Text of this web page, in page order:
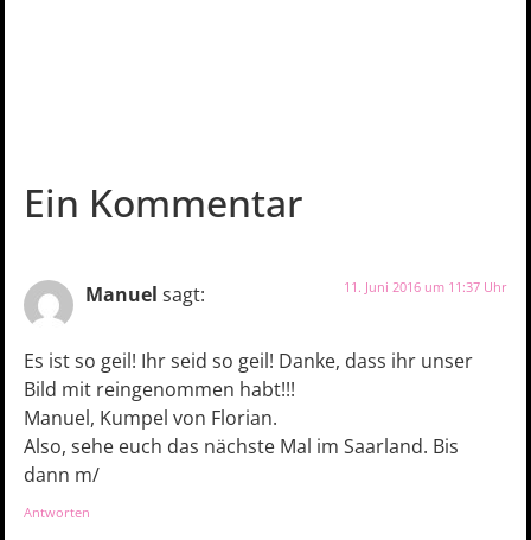
Ein Kommentar
Manuel sagt: 11. Juni 2016 um 11:37 Uhr
Es ist so geil! Ihr seid so geil! Danke, dass ihr unser
Bild mit reingenommen habt!!!
Manuel, Kumpel von Florian.
Also, sehe euch das nächste Mal im Saarland. Bis
dann m/
Antworten